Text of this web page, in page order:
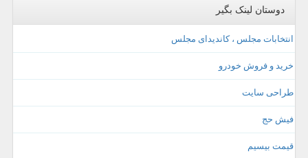
دوستان لینک بگیر
انتخابات مجلس ، کاندیدای مجلس
خرید و فروش خودرو
طراحی سایت
فیش حج
قیمت بیسیم